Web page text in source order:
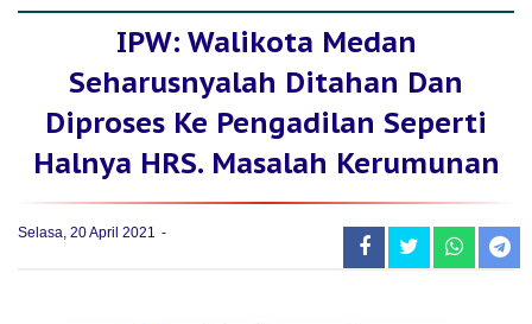
IPW: Walikota Medan
Seharusnyalah Ditahan Dan
Diproses Ke Pengadilan Seperti
Halnya HRS. Masalah Kerumunan
Selasa, 20 April 2021